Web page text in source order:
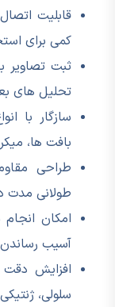
قابلیت
کمی برای
ثبت تصاویر
تحلیل های
سازگار با
بافت ها،
طراحی
طولانی مدت
امکان
آسیب
افزایش
سلولی،